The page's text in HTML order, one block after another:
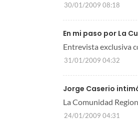
30/01/2009 08:18
En mi paso por La
Entrevista exclusiva
31/01/2009 04:32
Jorge Caserio
La Comunidad
24/01/2009 04:31